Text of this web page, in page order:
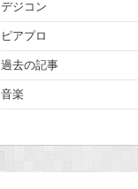
デジコン
ピアプロ
過去の記事
音楽